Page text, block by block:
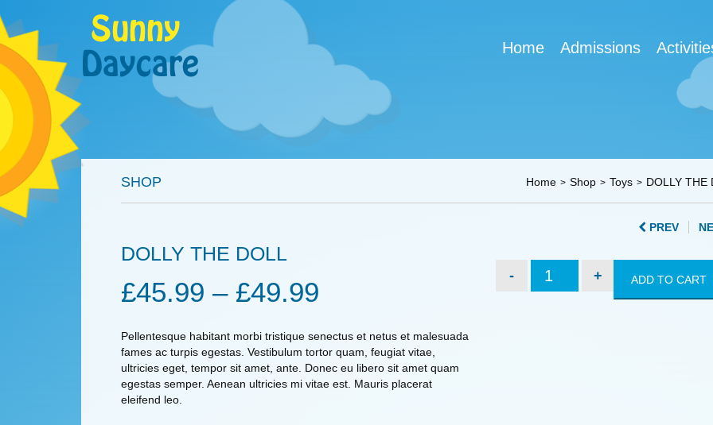
Home Admissions
SHOP Home Shop Toys DOLLY THE
DOLLY THE DOLL
£45.99 – £49.99
Pellentesque habitant morbi tristique senectus et netus et malesuada
fames ac turpis egestas. Vestibulum tortor quam, feugiat vitae,
ultricies eget, tempor sit amet, ante. Donec eu libero sit amet quam
egestas semper. Aenean ultricies mi vitae est. Mauris placerat
eleifend leo.
PREV
THE
ADD TO CART